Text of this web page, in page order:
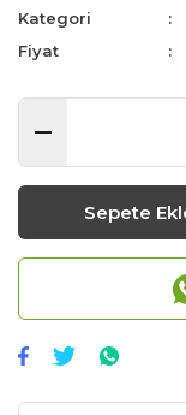
Kategori
Fiyat
Sepete